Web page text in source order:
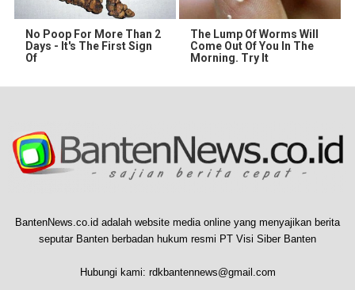
No Poop For More Than 2
Days - It's The First Sign
Of
The Lump Of Worms Will
Come Out Of You In The
Morning. Try It
BantenNews.co.id adalah website media online yang menyajikan berita
seputar Banten berbadan hukum resmi PT Visi Siber Banten
Hubungi kami: rdkbantennews@gmail.com